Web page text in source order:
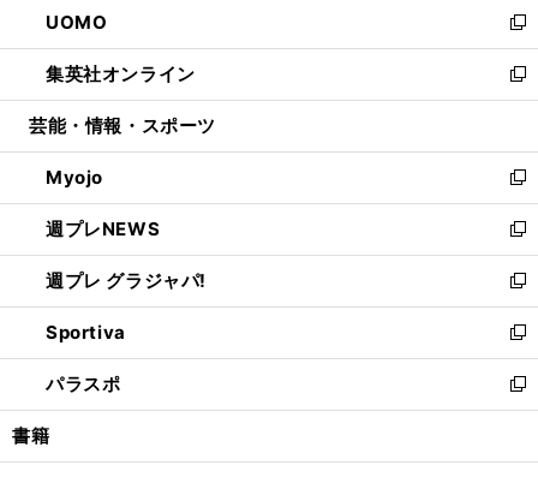
く
で
開
く
ド
ウ
で
開
ィ
ン
ド
ウ
開
く
い
ウ
ィ
ン
ウ
で
開
く
UOMO
新
し
い
ウ
ン
ド
ウ
で
開
く
集英社オンライン
新
し
ウ
ィ
ン
ド
ウ
で
開
く
芸能・情報・スポーツ
Myojo
新
し
い
ウ
ィ
ン
ド
ウ
で
開
週プレNEWS
新
し
い
ウ
ィ
ン
ド
ウ
開
週プレ グラジャパ!
新
し
い
ウ
ィ
ン
ウ
Sportiva
新
し
い
ウ
ン
パラスポ
新
し
ウ
書籍